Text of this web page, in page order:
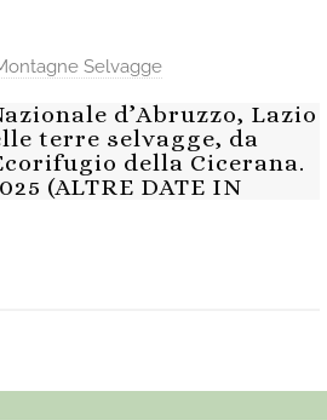
Selvagge
d’Abruzzo, Lazio
terre selvagge, da
della Cicerana.
(ALTRE DATE IN